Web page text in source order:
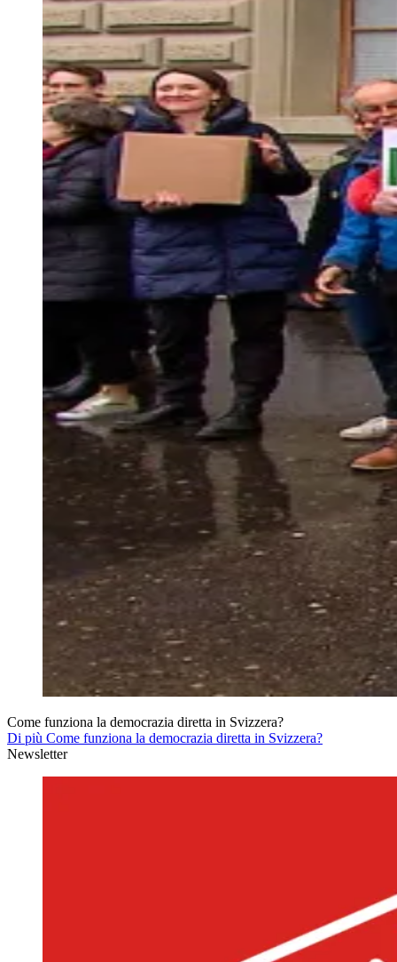
Come funziona la democrazia diretta in Svizzera?
Di più Come funziona la democrazia diretta in Svizzera?
Newsletter